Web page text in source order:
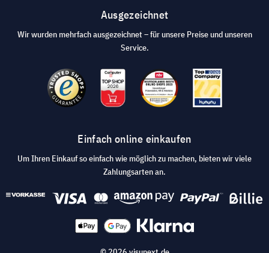
Ausgezeichnet
Wir wurden mehrfach ausgezeichnet – für unsere Preise und unseren
Service.
Einfach online einkaufen
Um Ihren Einkauf so einfach wie möglich zu machen, bieten wir viele
Zahlungsarten an.